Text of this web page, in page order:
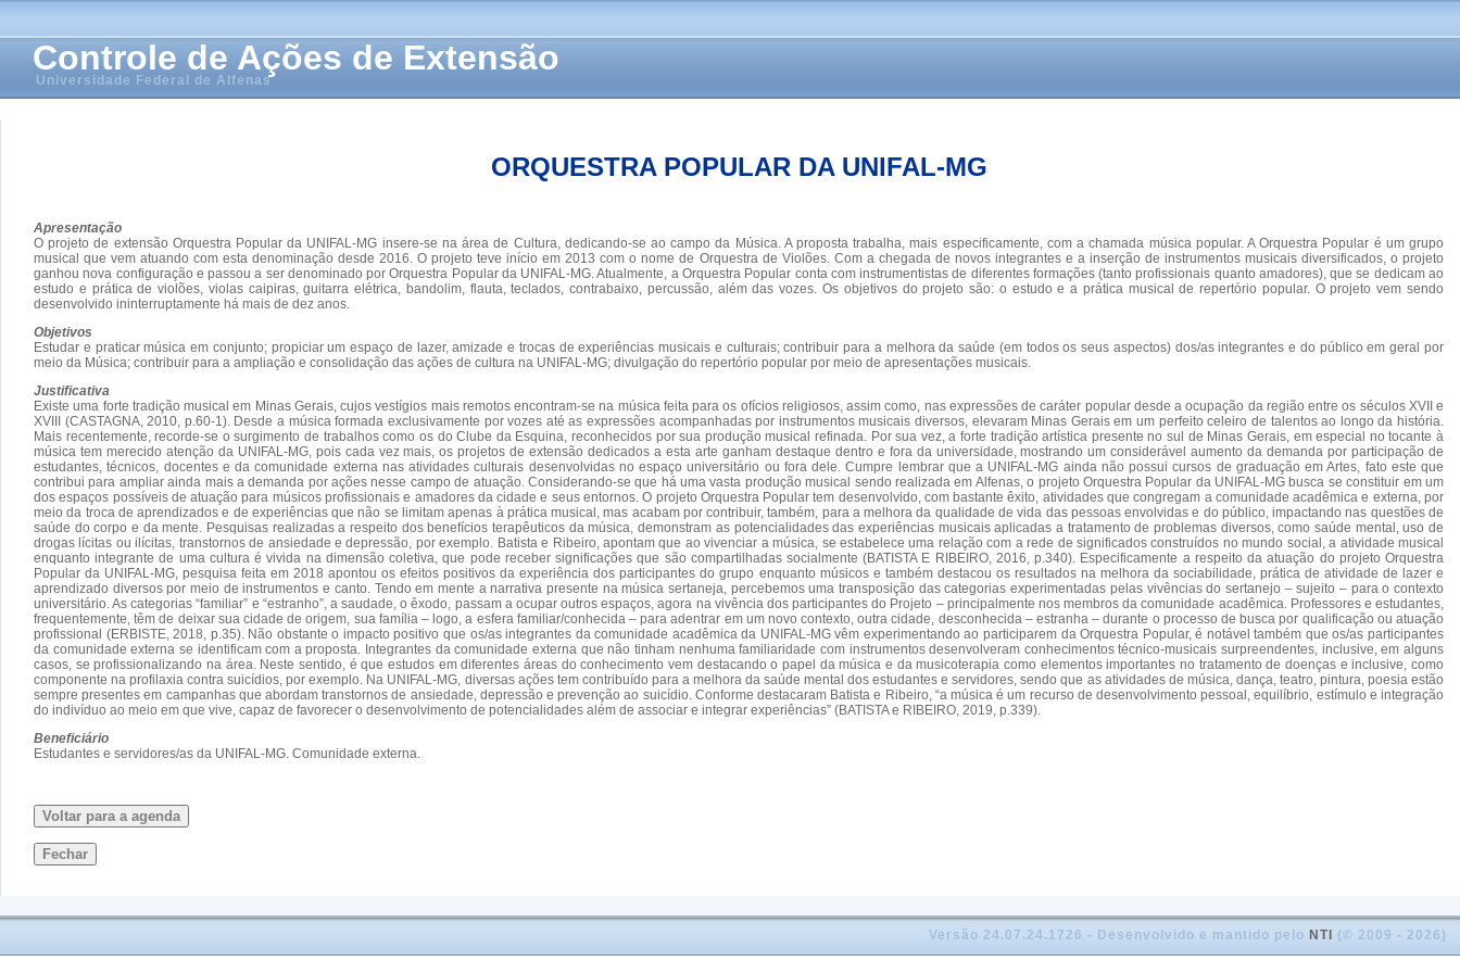
Controle de Ações de Extensão
Universidade Federal de Alfenas
ORQUESTRA POPULAR DA UNIFAL-MG
Apresentação
O projeto de extensão Orquestra Popular da UNIFAL-MG insere-se na área de Cultura, dedicando-se ao campo da Música. A proposta trabalha, mais especificamente, com a chamada música popular. A Orquestra Popular é um grupo
musical que vem atuando com esta denominação desde 2016. O projeto teve início em 2013 com o nome de Orquestra de Violões. Com a chegada de novos integrantes e a inserção de instrumentos musicais diversificados, o projeto
ganhou nova configuração e passou a ser denominado por Orquestra Popular da UNIFAL-MG. Atualmente, a Orquestra Popular conta com instrumentistas de diferentes formações (tanto profissionais quanto amadores), que se dedicam ao
estudo e prática de violões, violas caipiras, guitarra elétrica, bandolim, flauta, teclados, contrabaixo, percussão, além das vozes. Os objetivos do projeto são: o estudo e a prática musical de repertório popular. O projeto vem sendo
desenvolvido ininterruptamente há mais de dez anos.
Objetivos
Estudar e praticar música em conjunto; propiciar um espaço de lazer, amizade e trocas de experiências musicais e culturais; contribuir para a melhora da saúde (em todos os seus aspectos) dos/as integrantes e do público em geral por
meio da Música; contribuir para a ampliação e consolidação das ações de cultura na UNIFAL-MG; divulgação do repertório popular por meio de apresentações musicais.
Justificativa
Existe uma forte tradição musical em Minas Gerais, cujos vestígios mais remotos encontram-se na música feita para os ofícios religiosos, assim como, nas expressões de caráter popular desde a ocupação da região entre os séculos XVII e
XVIII (CASTAGNA, 2010, p.60-1). Desde a música formada exclusivamente por vozes até as expressões acompanhadas por instrumentos musicais diversos, elevaram Minas Gerais em um perfeito celeiro de talentos ao longo da história.
Mais recentemente, recorde-se o surgimento de trabalhos como os do Clube da Esquina, reconhecidos por sua produção musical refinada. Por sua vez, a forte tradição artística presente no sul de Minas Gerais, em especial no tocante à
música tem merecido atenção da UNIFAL-MG, pois cada vez mais, os projetos de extensão dedicados a esta arte ganham destaque dentro e fora da universidade, mostrando um considerável aumento da demanda por participação de
estudantes, técnicos, docentes e da comunidade externa nas atividades culturais desenvolvidas no espaço universitário ou fora dele. Cumpre lembrar que a UNIFAL-MG ainda não possui cursos de graduação em Artes, fato este que
contribui para ampliar ainda mais a demanda por ações nesse campo de atuação. Considerando-se que há uma vasta produção musical sendo realizada em Alfenas, o projeto Orquestra Popular da UNIFAL-MG busca se constituir em um
dos espaços possíveis de atuação para músicos profissionais e amadores da cidade e seus entornos. O projeto Orquestra Popular tem desenvolvido, com bastante êxito, atividades que congregam a comunidade acadêmica e externa, por
meio da troca de aprendizados e de experiências que não se limitam apenas à prática musical, mas acabam por contribuir, também, para a melhora da qualidade de vida das pessoas envolvidas e do público, impactando nas questões de
saúde do corpo e da mente. Pesquisas realizadas a respeito dos benefícios terapêuticos da música, demonstram as potencialidades das experiências musicais aplicadas a tratamento de problemas diversos, como saúde mental, uso de
drogas lícitas ou ilícitas, transtornos de ansiedade e depressão, por exemplo. Batista e Ribeiro, apontam que ao vivenciar a música, se estabelece uma relação com a rede de significados construídos no mundo social, a atividade musical
enquanto integrante de uma cultura é vivida na dimensão coletiva, que pode receber significações que são compartilhadas socialmente (BATISTA E RIBEIRO, 2016, p.340). Especificamente a respeito da atuação do projeto Orquestra
Popular da UNIFAL-MG, pesquisa feita em 2018 apontou os efeitos positivos da experiência dos participantes do grupo enquanto músicos e também destacou os resultados na melhora da sociabilidade, prática de atividade de lazer e
aprendizado diversos por meio de instrumentos e canto. Tendo em mente a narrativa presente na música sertaneja, percebemos uma transposição das categorias experimentadas pelas vivências do sertanejo – sujeito – para o contexto
universitário. As categorias “familiar” e “estranho”, a saudade, o êxodo, passam a ocupar outros espaços, agora na vivência dos participantes do Projeto – principalmente nos membros da comunidade acadêmica. Professores e estudantes,
frequentemente, têm de deixar sua cidade de origem, sua família – logo, a esfera familiar/conhecida – para adentrar em um novo contexto, outra cidade, desconhecida – estranha – durante o processo de busca por qualificação ou atuação
profissional (ERBISTE, 2018, p.35). Não obstante o impacto positivo que os/as integrantes da comunidade acadêmica da UNIFAL-MG vêm experimentando ao participarem da Orquestra Popular, é notável também que os/as participantes
da comunidade externa se identificam com a proposta. Integrantes da comunidade externa que não tinham nenhuma familiaridade com instrumentos desenvolveram conhecimentos técnico-musicais surpreendentes, inclusive, em alguns
casos, se profissionalizando na área. Neste sentido, é que estudos em diferentes áreas do conhecimento vem destacando o papel da música e da musicoterapia como elementos importantes no tratamento de doenças e inclusive, como
componente na profilaxia contra suicídios, por exemplo. Na UNIFAL-MG, diversas ações tem contribuído para a melhora da saúde mental dos estudantes e servidores, sendo que as atividades de música, dança, teatro, pintura, poesia estão
sempre presentes em campanhas que abordam transtornos de ansiedade, depressão e prevenção ao suicídio. Conforme destacaram Batista e Ribeiro, “a música é um recurso de desenvolvimento pessoal, equilíbrio, estímulo e integração
do indivíduo ao meio em que vive, capaz de favorecer o desenvolvimento de potencialidades além de associar e integrar experiências” (BATISTA e RIBEIRO, 2019, p.339).
Beneficiário
Estudantes e servidores/as da UNIFAL-MG. Comunidade externa.
Voltar para a agenda
Fechar
Versão 24.07.24.1726 - Desenvolvido e mantido pelo NTI (© 2009 - 2026)